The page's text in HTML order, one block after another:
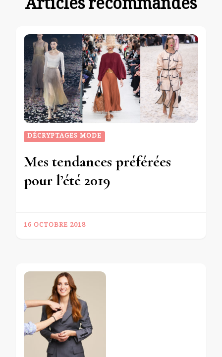
Articles recommandés
DÉCRYPTAGES MODE
Mes tendances préférées
pour l’été 2019
16 OCTOBRE 2018